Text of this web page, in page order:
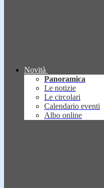
Novità
Panoramica
Le notizie
Le circolari
Calendario eventi
Albo online